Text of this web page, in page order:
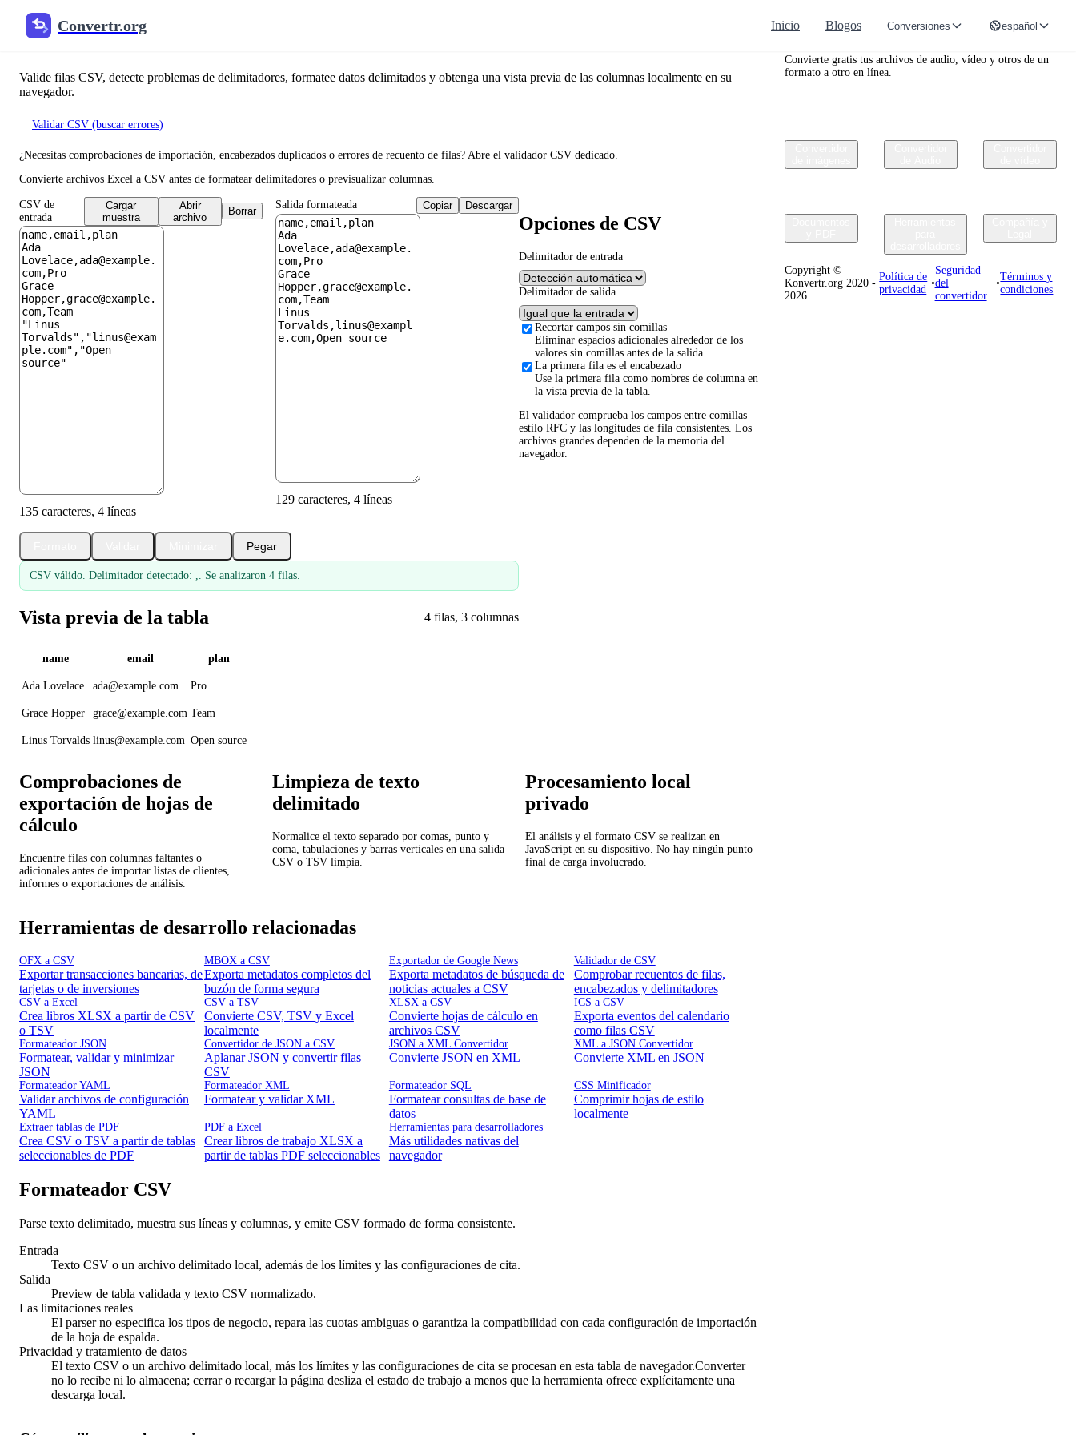
Convertr.org Inicio Blogos Conversiones español
Formateador y validador de CSV
Valide filas CSV, detecte problemas de delimitadores, formatee datos delimitados y obtenga una vista previa de las columnas localmente en su
navegador.
Validar CSV (buscar errores)
¿Necesitas comprobaciones de importación, encabezados duplicados o errores de recuento de filas? Abre el validador CSV dedicado.
Convierte archivos Excel a CSV antes de formatear delimitadores o previsualizar columnas.
CSV de
entrada
Cargar
muestra
Abrir
archivo
Borrar
135 caracteres, 4 líneas
Salida formateada Copiar Descargar
129 caracteres, 4 líneas
Pegar
CSV válido. Delimitador detectado: ,. Se analizaron 4 filas.
Vista previa de la tabla 4 filas, 3 columnas
name email plan
Ada Lovelace ada@example.com Pro
Grace Hopper grace@example.com Team
Linus Torvalds linus@example.com Open source
Opciones de CSV
Delimitador de entrada
Delimitador de salida
Recortar campos sin comillas
Eliminar espacios adicionales alrededor de los
valores sin comillas antes de la salida.
La primera fila es el encabezado
Use la primera fila como nombres de columna en
la vista previa de la tabla.
El validador comprueba los campos entre comillas
estilo RFC y las longitudes de fila consistentes. Los
archivos grandes dependen de la memoria del
navegador.
Comprobaciones de
exportación de hojas de
cálculo
Encuentre filas con columnas faltantes o
adicionales antes de importar listas de clientes,
informes o exportaciones de análisis.
Limpieza de texto
delimitado
Normalice el texto separado por comas, punto y
coma, tabulaciones y barras verticales en una salida
CSV o TSV limpia.
Procesamiento local
privado
El análisis y el formato CSV se realizan en
JavaScript en su dispositivo. No hay ningún punto
final de carga involucrado.
Herramientas de desarrollo relacionadas
OFX a CSV
Exportar transacciones bancarias, de
tarjetas o de inversiones
MBOX a CSV
Exporta metadatos completos del
buzón de forma segura
Exportador de Google News
Exporta metadatos de búsqueda de
noticias actuales a CSV
Validador de CSV
Comprobar recuentos de filas,
encabezados y delimitadores
CSV a Excel
Crea libros XLSX a partir de CSV
o TSV
CSV a TSV
Convierte CSV, TSV y Excel
localmente
XLSX a CSV
Convierte hojas de cálculo en
archivos CSV
ICS a CSV
Exporta eventos del calendario
como filas CSV
Formateador JSON
Formatear, validar y minimizar
JSON
Convertidor de JSON a CSV
Aplanar JSON y convertir filas
CSV
JSON a XML Convertidor
Convierte JSON en XML
XML a JSON Convertidor
Convierte XML en JSON
Formateador YAML
Validar archivos de configuración
YAML
Formateador XML
Formatear y validar XML
Formateador SQL
Formatear consultas de base de
datos
CSS Minificador
Comprimir hojas de estilo
localmente
Extraer tablas de PDF
Crea CSV o TSV a partir de tablas
seleccionables de PDF
PDF a Excel
Crear libros de trabajo XLSX a
partir de tablas PDF seleccionables
Herramientas para desarrolladores
Más utilidades nativas del
navegador
Formateador CSV
Parse texto delimitado, muestra sus líneas y columnas, y emite CSV formado de forma consistente.
Entrada
Texto CSV o un archivo delimitado local, además de los límites y las configuraciones de cita.
Salida
Preview de tabla validada y texto CSV normalizado.
Las limitaciones reales
El parser no especifica los tipos de negocio, repara las cuotas ambiguas o garantiza la compatibilidad con cada configuración de importación
de la hoja de espalda.
Privacidad y tratamiento de datos
El texto CSV o un archivo delimitado local, más los límites y las configuraciones de cita se procesan en esta tabla de navegador.Converter
no lo recibe ni lo almacena; cerrar o recargar la página desliza el estado de trabajo a menos que la herramienta ofrece explícitamente una
descarga local.
Convertr.org
Convierte gratis tus archivos de audio, vídeo y otros de un
formato a otro en línea.
Copyright ©
Konvertr.org 2020 -
2026
Política de
privacidad
•
Seguridad
del
convertidor
•
Términos y
condiciones